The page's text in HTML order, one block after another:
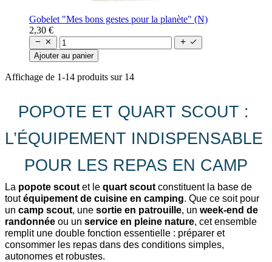
Gobelet "Mes bons gestes pour la planète" (N)
2,30 €
   
Ajouter au panier
Affichage de 1-14 produits sur 14
POPOTE ET QUART SCOUT :
L’ÉQUIPEMENT INDISPENSABLE
POUR LES REPAS EN CAMP
La popote scout et le quart scout constituent la base de
tout équipement de cuisine en camping. Que ce soit pour
un camp scout, une sortie en patrouille, un week-end de
randonnée ou un service en pleine nature, cet ensemble
remplit une double fonction essentielle : préparer et
consommer les repas dans des conditions simples,
autonomes et robustes.